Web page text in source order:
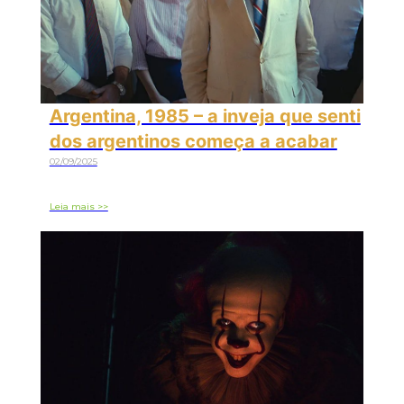
Argentina, 1985 – a inveja que senti
dos argentinos começa a acabar
02/09/2025
Leia mais >>